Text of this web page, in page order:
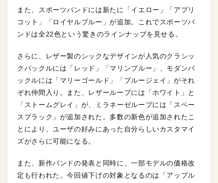
また、スポーツバンドには新たに「イエロー」「アプリ
コット」「ロイヤルブルー」が追加。これでスポーツバ
ンドは全22色という驚きのラインナップを見せる。
さらに、レザー製のシックなデザインが人気のクラシッ
クバックルには「レッド」「マリンブルー」、モダンバ
ックルには「マリーゴールド」「ブルージェイ」がそれ
ぞれ仲間入り。また、レザーループには「ホワイト」と
「ストームグレイ」が、ミラネーゼループには「スペー
スブラック」が追加された。多数の新色が追加されたこ
とにより、ユーザの好みにあった自分らしいカスタマイ
ズがさらに可能になる。
また、新作バンドの発表と同時に、一部モデルの価格改
定も行われた。今回値下げの対象となるのは「アップル